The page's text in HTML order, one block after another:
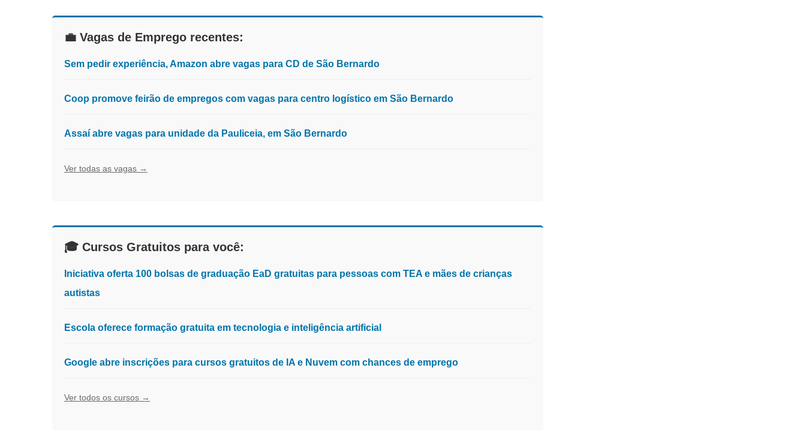
💼 Vagas de Emprego recentes:
Sem pedir experiência, Amazon abre vagas para CD de São Bernardo
Coop promove feirão de empregos com vagas para centro logístico em São Bernardo
Assaí abre vagas para unidade da Pauliceia, em São Bernardo
Ver todas as vagas →
🎓 Cursos Gratuitos para você:
Iniciativa oferta 100 bolsas de graduação EaD gratuitas para pessoas com TEA e mães de crianças
autistas
Escola oferece formação gratuita em tecnologia e inteligência artificial
Google abre inscrições para cursos gratuitos de IA e Nuvem com chances de emprego
Ver todos os cursos →